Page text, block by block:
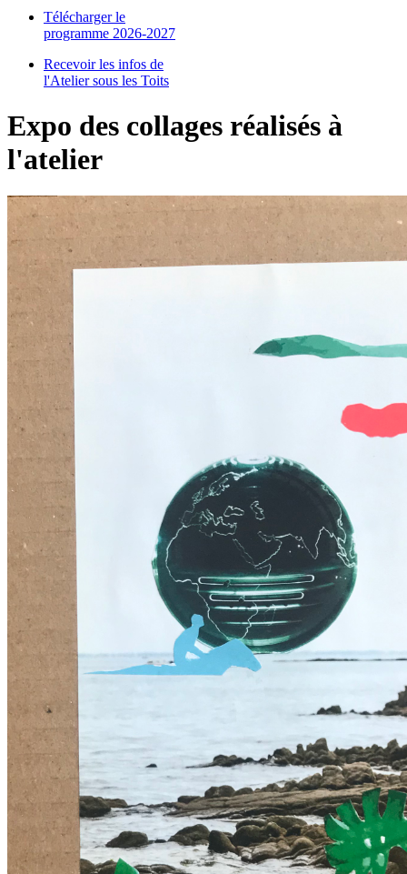
Télécharger le
programme 2026-2027
Recevoir les infos de
l'Atelier sous les Toits
Expo des collages réalisés à
l'atelier